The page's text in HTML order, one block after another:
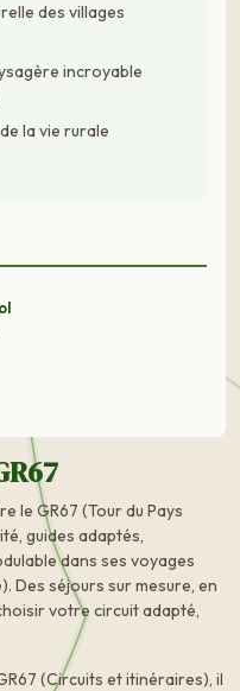
des villages
incroyable
la vie rurale
le GR67 (Tour du Pays
guides adaptés,
dans ses voyages
Des séjours sur mesure, en
votre circuit adapté,
(Circuits et itinéraires), il